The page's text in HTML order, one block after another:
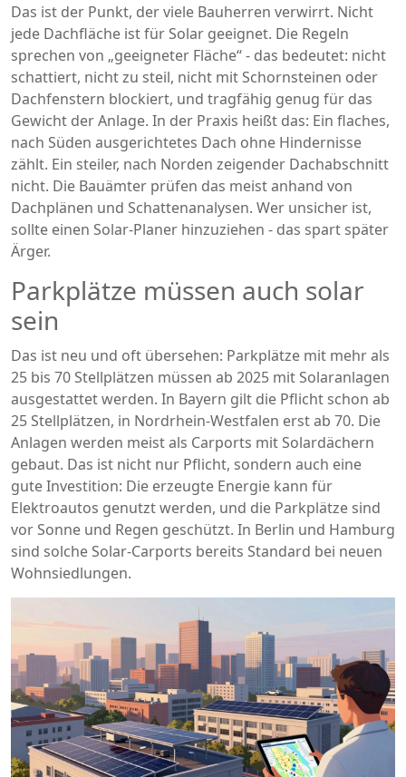
Das ist der Punkt, der viele Bauherren verwirrt. Nicht
jede Dachfläche ist für Solar geeignet. Die Regeln
sprechen von „geeigneter Fläche“ - das bedeutet: nicht
schattiert, nicht zu steil, nicht mit Schornsteinen oder
Dachfenstern blockiert, und tragfähig genug für das
Gewicht der Anlage. In der Praxis heißt das: Ein flaches,
nach Süden ausgerichtetes Dach ohne Hindernisse
zählt. Ein steiler, nach Norden zeigender Dachabschnitt
nicht. Die Bauämter prüfen das meist anhand von
Dachplänen und Schattenanalysen. Wer unsicher ist,
sollte einen Solar-Planer hinzuziehen - das spart später
Ärger.
Parkplätze müssen auch solar
sein
Das ist neu und oft übersehen: Parkplätze mit mehr als
25 bis 70 Stellplätzen müssen ab 2025 mit Solaranlagen
ausgestattet werden. In Bayern gilt die Pflicht schon ab
25 Stellplätzen, in Nordrhein-Westfalen erst ab 70. Die
Anlagen werden meist als Carports mit Solardächern
gebaut. Das ist nicht nur Pflicht, sondern auch eine
gute Investition: Die erzeugte Energie kann für
Elektroautos genutzt werden, und die Parkplätze sind
vor Sonne und Regen geschützt. In Berlin und Hamburg
sind solche Solar-Carports bereits Standard bei neuen
Wohnsiedlungen.